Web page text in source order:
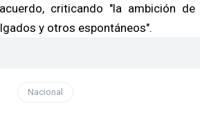
criticando "la ambición de
y otros espontáneos".
Nacional